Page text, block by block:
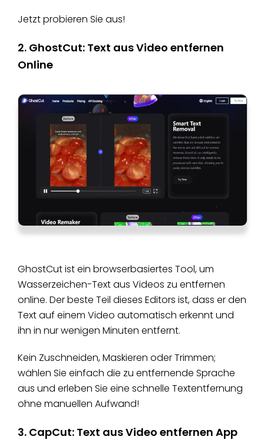
Jetzt probieren Sie aus!
2. GhostCut: Text aus Video entfernen
Online
GhostCut ist ein browserbasiertes Tool, um
Wasserzeichen-Text aus Videos zu entfernen
online. Der beste Teil dieses Editors ist, dass er den
Text auf einem Video automatisch erkennt und
ihn in nur wenigen Minuten entfernt.
Kein Zuschneiden, Maskieren oder Trimmen;
wählen Sie einfach die zu entfernende Sprache
aus und erleben Sie eine schnelle Textentfernung
ohne manuellen Aufwand!
3. CapCut: Text aus Video entfernen App